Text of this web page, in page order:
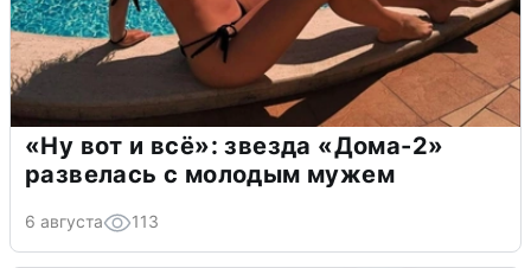
«Ну вот и всё»: звезда «Дома-2»
развелась с молодым мужем
6 августа 113